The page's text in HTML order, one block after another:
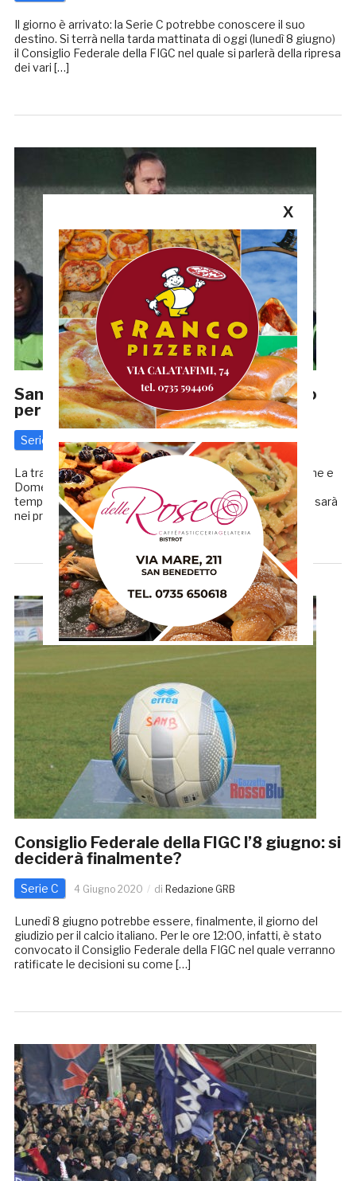
Il giorno è arrivato: la Serie C potrebbe conoscere il suo
destino. Si terrà nella tarda mattinata di oggi (lunedì 8 giugno)
il Consiglio Federale della FIGC nel quale si parlerà della ripresa
dei vari […]
Samb, Serafino vuole Alberto Gilardino
per la panchina rossoblù
Serie C 5 Giugno 2020 diRedazione GRB
La trattativa con Franco Fedeli è prossima alla conclusione e
Domenico Serafino non sembra intenzionato a perdere
tempo. Anche se la firma per il passaggio della società ci sarà
nei prossimi giorni l’imprenditore di origini […]
Consiglio Federale della FIGC l’8 giugno: si
deciderà finalmente?
Serie C 4 Giugno 2020 di Redazione GRB
Lunedì 8 giugno potrebbe essere, finalmente, il giorno del
giudizio per il calcio italiano. Per le ore 12:00, infatti, è stato
convocato il Consiglio Federale della FIGC nel quale verranno
ratificate le decisioni su come […]
X